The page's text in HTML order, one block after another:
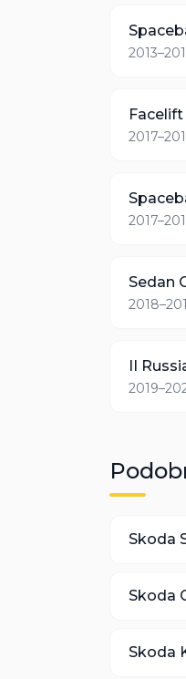
Facelift
Sedan
II
Skoda
Skoda
Skoda